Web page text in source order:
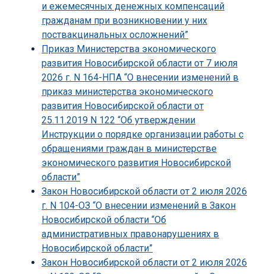
и ежемесячных денежных компенсаций
гражданам при возникновении у них
поствакцинальных осложнений”
Приказ Министерства экономического
развития Новосибирской области от 7 июля
2026 г. N 164-НПА “О внесении изменений в
приказ министерства экономического
развития Новосибирской области от
25.11.2019 N 122 “Об утверждении
Инструкции о порядке организации работы с
обращениями граждан в министерстве
экономического развития Новосибирской
области”
Закон Новосибирской области от 2 июля 2026
г. N 104-ОЗ “О внесении изменений в Закон
Новосибирской области “Об
административных правонарушениях в
Новосибирской области”
Закон Новосибирской области от 2 июля 2026